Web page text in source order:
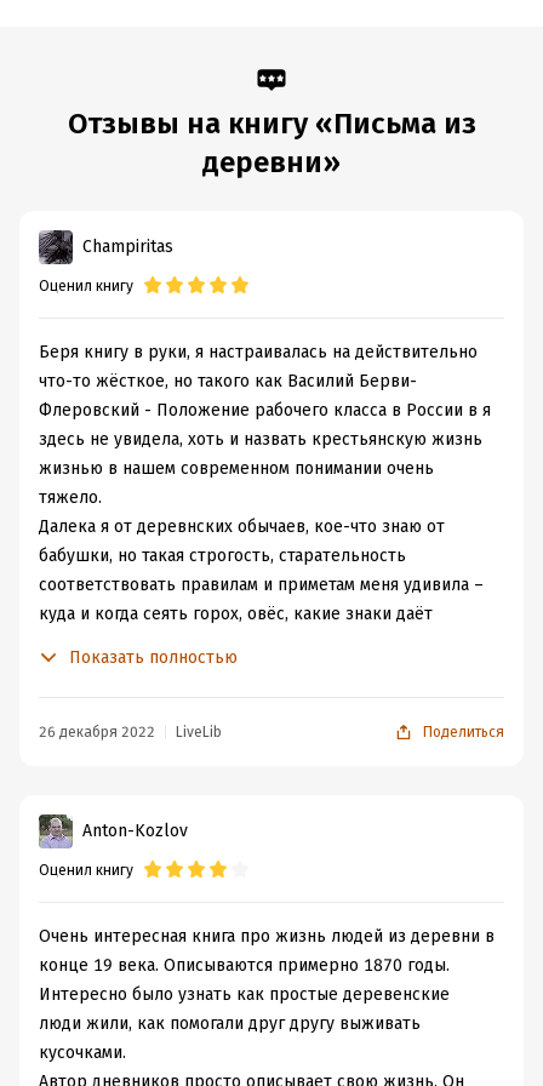
Отзывы на книгу «Письма из
деревни»
Champiritas
Оценил книгу
Беря книгу в руки, я настраивалась на действительно
что-то жёсткое, но такого как Василий Берви-
Флеровский - Положение рабочего класса в России в я
здесь не увидела, хоть и назвать крестьянскую жизнь
жизнью в нашем современном понимании очень
тяжело.
Далека я от деревнских обычаев, кое-что знаю от
бабушки, но такая строгость, старательность
соответствовать правилам и приметам меня удивила –
куда и когда сеять горох, овёс, какие знаки даёт
Печально было читать о крестьянских свадьбах, в наше
празднует начало новой семейной жизни
новоиспечённая замужняя крестьянская девица? –
скромно, в уголочке.
хоть и без подробностей. Несколько удивило, что роль
лекаря на себя брал «барин». Разумеется, не обошлось
и без знахарей и колдунов. С интересом прочитала о
«кликушах», эта тема волновала меня давно, и радует,
что у Автора на этот феномен своя, на мой взгляд,
здравая точка зрения.
Показать полностью
26 декабря 2022 LiveLib Поделиться
Anton-Kozlov
Оценил книгу
Очень интересная книга про жизнь людей из деревни в
конце 19 века. Описываются примерно 1870 годы.
Интересно было узнать как простые деревенские
люди жили, как помогали друг другу выживать
кусочками.
Автор дневников просто описывает свою жизнь. Он